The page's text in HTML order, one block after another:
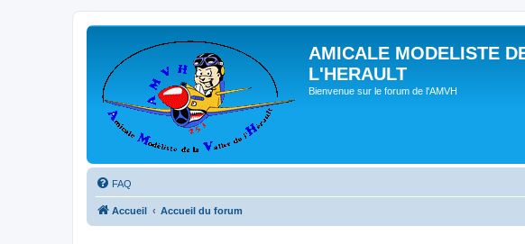
AMICALE MODELISTE
L'HERAULT
Bienvenue sur le forum de l'AMVH
FAQ
Accueil Accueil du forum